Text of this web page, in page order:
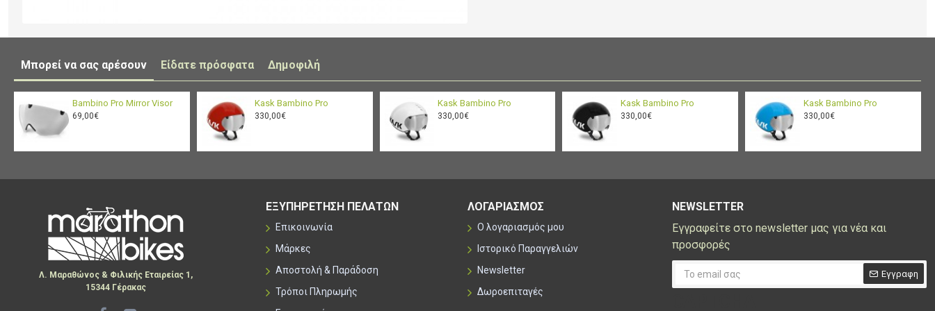
MIT :
safety and a complete protection thanks to the polycarbonate layer that covers the
shell on the top, on the base ring and on the back.
High visibility stickers for maximum safety even in poor visibility conditions
process.
Μπορεί να σας αρέσουν Είδατε πρόσφατα Δημοφιλή
Bambino Pro Mirror Visor
69,00€
Kask Bambino Pro
330,00€
Kask Bambino Pro
330,00€
Kask Bambino Pro
330,00€
Kask Bambino Pro
330,00€
Λ. Μαραθώνος & Φιλικής Εταιρείας 1,
15344 Γέρακας
ΕΞΥΠΗΡΕΤΗΣΗ ΠΕΛΑΤΩΝ
Επικοινωνία
Μάρκες
Αποστολή & Παράδοση
Τρόποι Πληρωμής
ΛΟΓΑΡΙΑΣΜΟΣ
Ο λογαριασμός μου
Ιστορικό Παραγγελιών
Newsletter
Δωροεπιταγές
NEWSLETTER
Εγγραφείτε στο newsletter μας για νέα και
προσφορές
Εγγραφη